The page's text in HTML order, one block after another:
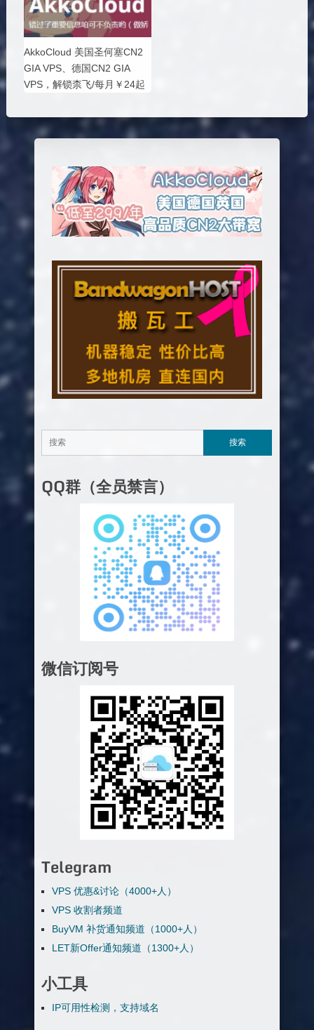
AkkoCloud 美国圣何塞CN2
GIA VPS、德国CN2 GIA
VPS，解锁柰飞/每月￥24起
QQ群（全员禁言）
微信订阅号
Telegram
VPS 优惠&讨论（4000+人）
VPS 收割者频道
BuyVM 补货通知频道（1000+人）
LET新Offer通知频道（1300+人）
小工具
IP可用性检测，支持域名